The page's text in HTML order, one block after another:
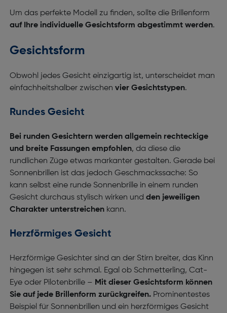
Um das perfekte Modell zu finden, sollte die Brillenform
auf Ihre individuelle Gesichtsform abgestimmt werden.
Gesichtsform
Obwohl jedes Gesicht einzigartig ist, unterscheidet man
einfachheitshalber zwischen vier Gesichtstypen.
Rundes Gesicht
Bei runden Gesichtern werden allgemein rechteckige
und breite Fassungen empfohlen, da diese die
rundlichen Züge etwas markanter gestalten. Gerade bei
Sonnenbrillen ist das jedoch Geschmackssache: So
kann selbst eine runde Sonnenbrille in einem runden
Gesicht durchaus stylisch wirken und den jeweiligen
Charakter unterstreichenkann.
Herzförmiges Gesicht
Herzförmige Gesichter sind an der Stirn breiter, das Kinn
hingegen ist sehr schmal. Egal ob Schmetterling, Cat-
Eye oder Pilotenbrille – Mit dieser Gesichtsform können
Sie auf jede Brillenform zurückgreifen.Prominentestes
Beispiel für Sonnenbrillen und ein herzförmiges Gesicht